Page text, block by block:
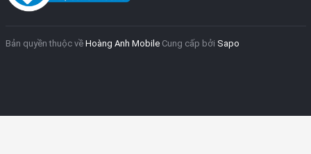
Bản quyền thuộc về Hoàng Anh Mobile Cung cấp bởi Sapo